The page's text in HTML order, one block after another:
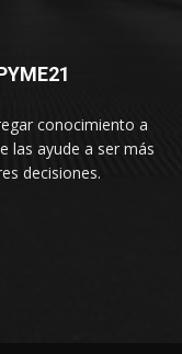
conocimiento a
las ayude a ser más
decisiones.